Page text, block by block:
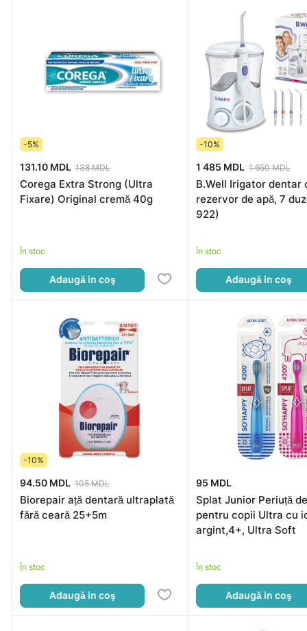
-5%
131.10 MDL 138 MDL
Corega Extra Strong (Ultra
Fixare) Original cremă 40g
În stoc
Adaugă in coş
-10%
1 485 MDL 1 650 MDL
B.Well Irigator dentar
rezervor de apă, 7
922)
În stoc
Adaugă in coş
-10%
94.50 MDL 105 MDL
Biorepair ață dentară ultraplată
fără ceară 25+5m
În stoc
Adaugă in coş
95 MDL
Splat Junior Periuță
pentru copii Ultra cu
argint,4+, Ultra Soft
În stoc
Adaugă in coş